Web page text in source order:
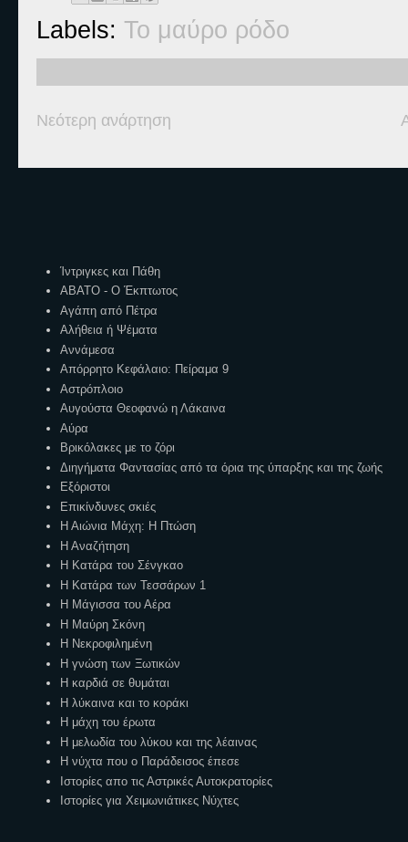
Labels: Το μαύρο ρόδο
Νεότερη ανάρτηση
Ίντριγκες και Πάθη
ΑΒΑΤΟ - Ο Έκπτωτος
Αγάπη από Πέτρα
Αλήθεια ή Ψέματα
Αννάμεσα
Απόρρητο Κεφάλαιο: Πείραμα 9
Αστρόπλοιο
Αυγούστα Θεοφανώ η Λάκαινα
Αύρα
Βρικόλακες με το ζόρι
Διηγήματα Φαντασίας από τα όρια της ύπαρξης και της ζωής
Εξόριστοι
Επικίνδυνες σκιές
Η Αιώνια Μάχη: Η Πτώση
Η Αναζήτηση
Η Κατάρα του Σένγκαο
Η Κατάρα των Τεσσάρων 1
Η Μάγισσα του Αέρα
Η Μαύρη Σκόνη
Η Νεκροφιλημένη
Η γνώση των Ξωτικών
Η καρδιά σε θυμάται
Η λύκαινα και το κοράκι
Η μάχη του έρωτα
Η μελωδία του λύκου και της λέαινας
Η νύχτα που ο Παράδεισος έπεσε
Ιστορίες απο τις Αστρικές Αυτοκρατορίες
Ιστορίες για Χειμωνιάτικες Νύχτες